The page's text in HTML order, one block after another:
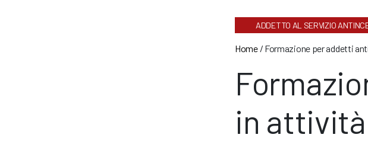
ADDETTO AL SERVIZIO
Home/ Formazione per addetti
in